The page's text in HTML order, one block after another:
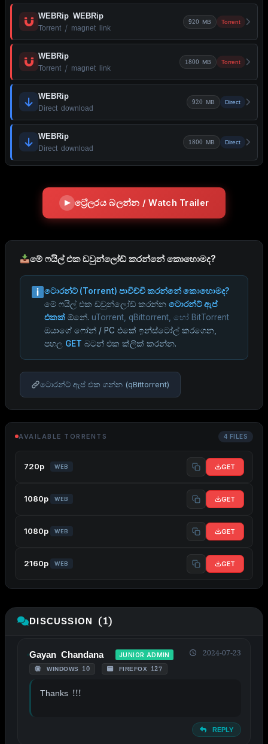
WEBRip WEBRip
Torrent / magnet link
920 MB Torrent
WEBRip
Torrent / magnet link
1800 MB Torrent
WEBRip
Direct download
920 MB Direct
WEBRip
Direct download
1800 MB Direct
ට්‍රේලරය බලන්න / Watch Trailer
මේ ෆයිල් එක ඩවුන්ලෝඩ් කරන්නේ කොහොමද?
ටොරන්ට් (Torrent) පාවිච්චි කරන්නේ කොහොමද?
මේ ෆයිල් එක ඩවුන්ලෝඩ් කරන්නටොරන්ට් ඇප්
එකක් ඕනේ. uTorrent, qBittorrent, හෝ BitTorrent
ඔයාගේ ෆෝන් / PC එකේ ඉන්ස්ටෝල් කරගෙන,
පහල GET බටන් එක ක්ලික් කරන්න.
ටොරන්ට් ඇප් එක ගන්න (qBittorrent)
AVAILABLE TORRENTS 4 FILES
720p WEB GET
1080p WEB GET
1080p WEB GET
2160p WEB GET
DISCUSSION (1)
Gayan Chandana JUNIOR ADMIN
WINDOWS 10 FIREFOX 127
2024-07-23
Thanks !!!
REPLY